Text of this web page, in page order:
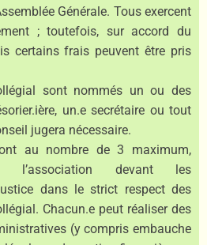
Générale. Tous exercent
; toutefois, sur accord du
certains frais peuvent être pris
sont nommés un ou des
un.e secrétaire ou tout
jugera nécessaire.
au nombre de 3 maximum,
l’association devant les
dans le strict respect des
Chacun.e peut réaliser des
(y compris embauche